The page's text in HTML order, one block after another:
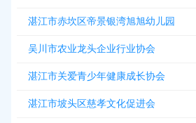
湛江市赤坎区帝景银湾旭旭幼儿园
吴川市农业龙头企业行业协会
湛江市关爱青少年健康成长协会
湛江市坡头区慈孝文化促进会